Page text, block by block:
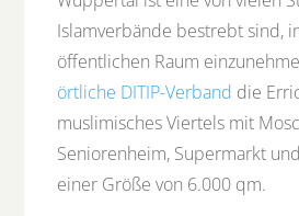
Islamverbände bestrebt sind,
öffentlichen Raum
örtliche DITIP-Verband die
muslimisches Viertels mit
Seniorenheim, Supermarkt
einer Größe von 6.000 qm.